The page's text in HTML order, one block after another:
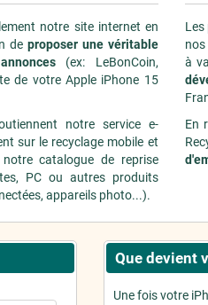
notre site internet en
deproposer une véritable
(ex: LeBonCoin,
de votre Apple iPhone 15
notre service e-
sur le recyclage mobile et
catalogue de reprise
PC ou autres produits
appareils photo...).
à
En
Que devient
Une fois votre